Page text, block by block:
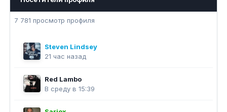
7 781 просмотр профиля
Steven Lindsey
21 час назад
Red Lambo
В среду в 15:39